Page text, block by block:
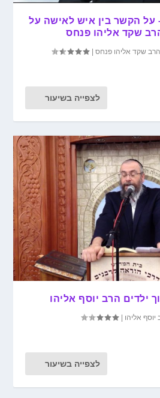
– על הקשר בין איש לאישה על
שקד אליהו פנחס
הרב שקד אליהו פנחס |
לצפייה בשיעור
ילדים הרב יוסף אליהו
יוסף אליהו |
לצפייה בשיעור